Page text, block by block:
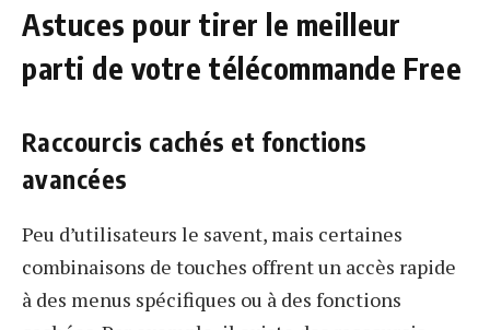
Astuces pour tirer le meilleur
parti de votre télécommande Free
Raccourcis cachés et fonctions
avancées
Peu d’utilisateurs le savent, mais certaines
combinaisons de touches offrent un accès rapide
à des menus spécifiques ou à des fonctions